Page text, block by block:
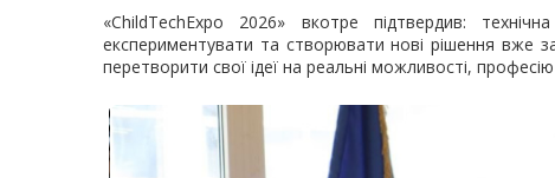
«ChildTechExpo 2026» вкотре підтвердив:
експериментувати та створювати нові рішення
перетворити свої ідеї на реальні можливості, професію